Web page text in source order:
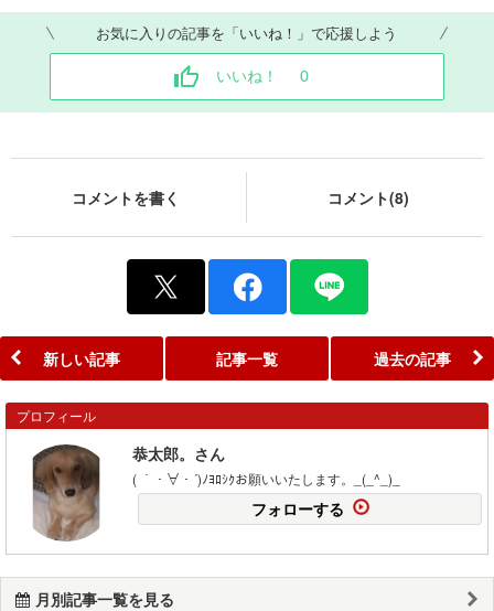
お気に入りの記事を「いいね！」で応援しよう
いいね！ 0
コメントを書く コメント(8)
新しい記事 記事一覧 過去の記事
プロフィール
恭太郎。さん
( ｀・∀・´)ﾉﾖﾛｼｸお願いいたします。_(_^_)_
フォローする
月別記事一覧を見る